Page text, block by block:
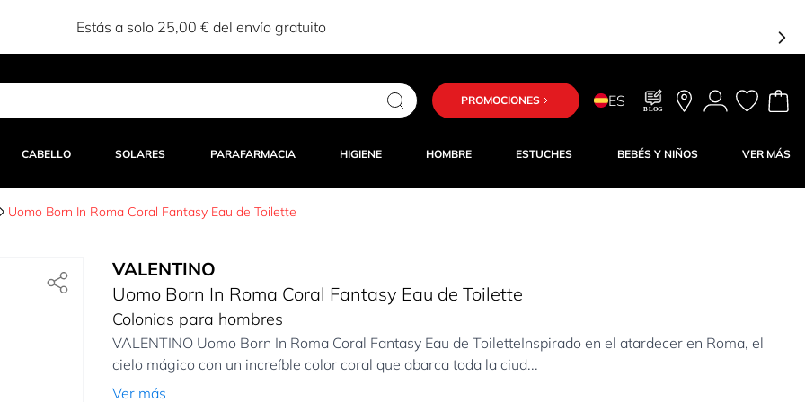
Estás a solo 25,00 €
PROMOCIONES ES BLOG
CABELLO SOLARES PARAFARMACIA HIGIENE HOMBRE ESTUCHES BEBÉS Y NIÑOS VER MÁS
Uomo Born In Roma Coral Fantasy Eau de Toilette
VALENTINO
Uomo Born In Roma Coral Fantasy Eau de Toilette
Colonias para hombres
VALENTINO Uomo Born In Roma Coral Fantasy Eau de ToiletteInspirado en el atardecer en Roma, el
cielo mágico con un increíble color coral que abarca toda la ciud...
Ver más